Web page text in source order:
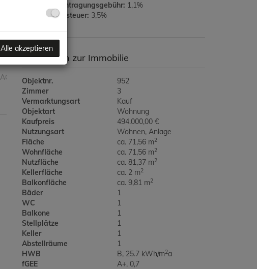
Grundbucheintragungsgebühr: 1,1%
Grunderwerbsteuer: 3,5%
Basisdaten zur Immobilie
Objektnr.
952
Zimmer
3
Vermarktungsart
Kauf
Objektart
Wohnung
Kaufpreis
494.000,00 €
Nutzungsart
Wohnen Anlage
Fläche
ca. 71,56 m2
Wohnfläche ca. 71,56 m2
Nutzfläche ca. 81,37 m2
Kellerfläche ca. 2 m2
Balkonfläche ca. 9,81 m2
Bäder
1
WC
1
Balkone
1
Stellplätze
1
Keller
1
Abstellräume
1
HWB
B, 25.7 kWh/m2a
fGEE
A+, 0,7
Alle akzeptieren